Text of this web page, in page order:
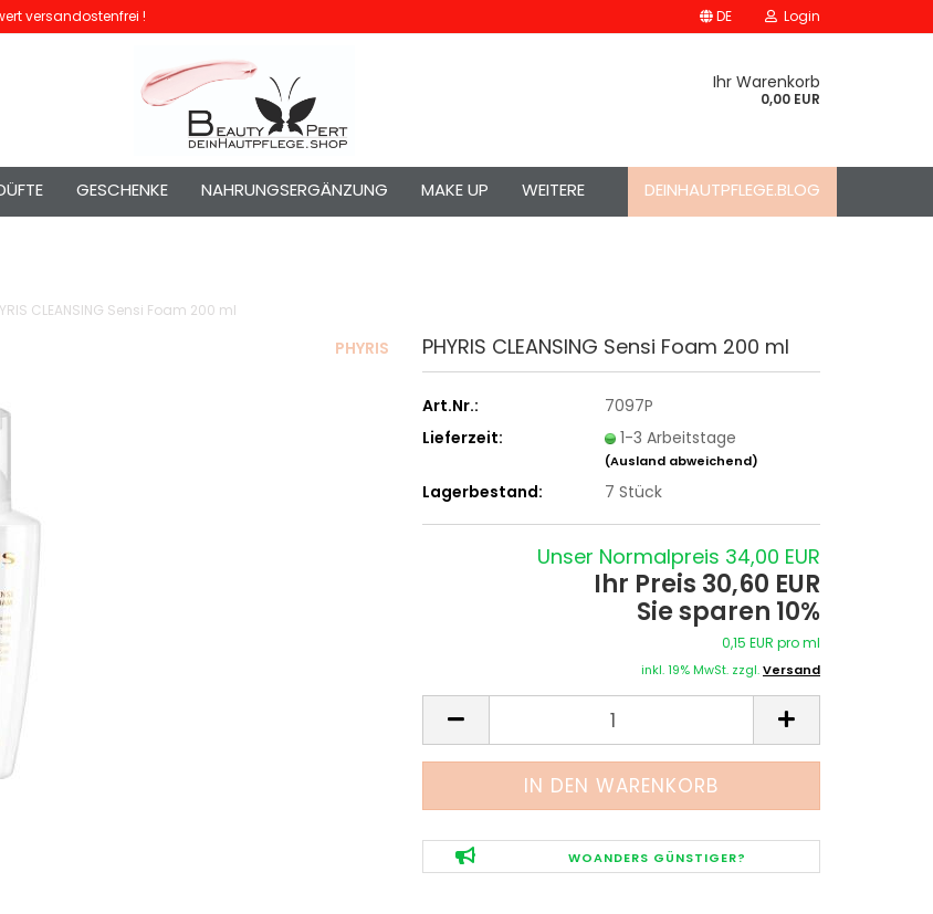
versandostenfrei ! DE Login
Ihr Warenkorb
0,00 EUR
GESCHENKE NAHRUNGSERGÄNZUNG MAKE UP DEINHAUTPFLEGE.BLOG
WEITERE
CLEANSING Sensi Foam 200 ml
PHYRIS PHYRIS CLEANSING Sensi Foam 200 ml
Art.Nr.:
7097P
Lieferzeit:
1-3 Arbeitstage
(Ausland abweichend)
Lagerbestand: 7 Stück
Unser Normalpreis 34,00 EUR
Ihr Preis 30,60 EUR
Sie sparen 10%
0,15 EUR pro ml
inkl. 19% MwSt. zzgl.Versand
WOANDERS GÜNSTIGER?